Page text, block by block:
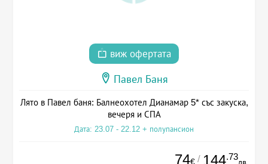
виж офертата
Павел Баня
Лято в Павел баня: Балнеохотел Дианамар 5* със закуска,
вечеря и СПА
Дата: 23.07 - 22.12 + полупансион
74€ / 144.73
лв.